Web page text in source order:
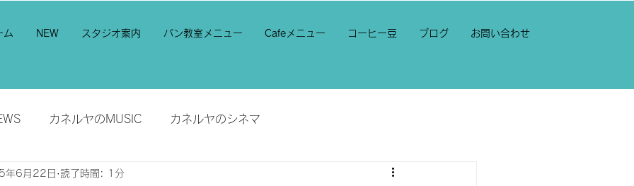
ム NEW スタジオ案内 パン教室メニュー Cafeメニュー コーヒー豆 ブログ お問い合わせ
カネルヤのMUSIC カネルヤのシネマ
年6月22日 読了時間: 1分